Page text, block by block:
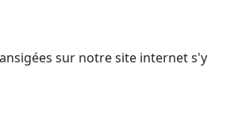
sur notre site internet s'y